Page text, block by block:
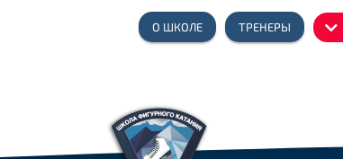
О ШКОЛЕ ТРЕНЕРЫ